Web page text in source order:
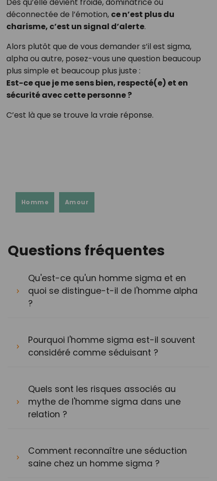
déconnectée de l’émotion, ce n’est plus du
charisme, c’est un signal d’alerte.
Alors plutôt que de vous demander s’il est sigma,
alpha ou autre, posez-vous une question beaucoup
plus simple et beaucoup plus juste :
Est-ce que je me sens bien, respecté(e) et en
sécurité avec cette personne ?
C’est là que se trouve la vraie réponse.
Homme Amour
Questions fréquentes
Qu'est-ce qu'un homme sigma et en
quoi se distingue-t-il de l'homme alpha
?
Pourquoi l'homme sigma est-il souvent
considéré comme séduisant ?
Quels sont les risques associés au
mythe de l'homme sigma dans une
relation ?
Comment reconnaître une séduction
saine chez un homme sigma ?